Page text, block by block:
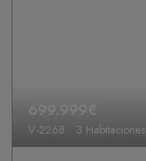
699.999€
V-2268 3 Habitaciones